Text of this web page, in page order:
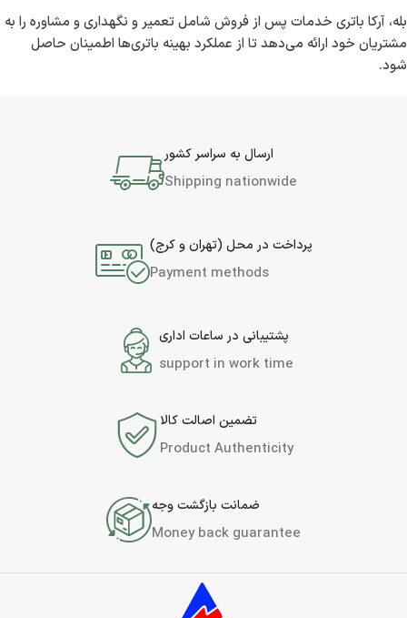
بله، آرکا باتری خدمات پس از فروش شامل تعمیر و نگهداری و مشاوره را به
مشتریان خود ارائه می‌دهد تا از عملکرد بهینه باتری‌ها اطمینان حاصل
شود.
ارسال به سراسر کشور
Shipping nationwide
پرداخت در محل (تهران و کرج)
Payment methods
پشتیبانی در ساعات اداری
support in work time
تضمین اصالت کالا
Product Authenticity
ضمانت بازگشت وجه
Money back guarantee